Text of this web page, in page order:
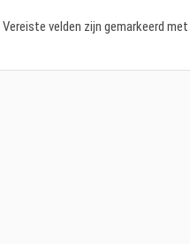
Vereiste velden zijn gemarkeerd met